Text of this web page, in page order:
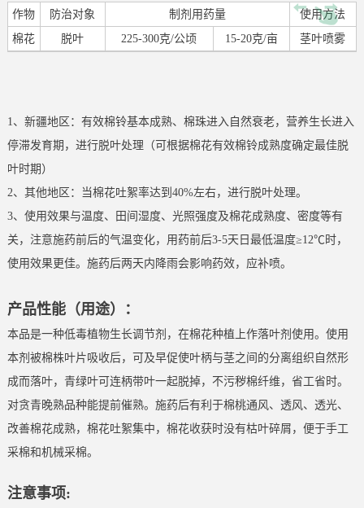
作物 防治对象 制剂用药量
使用方法
棉花
脱叶 225-300克/公顷 15-20克/亩 茎叶喷雾
1、新疆地区：有效棉铃基本成熟、棉珠进入自然衰老，营养生长进入
停滞发育期，进行脱叶处理（可根据棉花有效棉铃成熟度确定最佳脱
叶时期）
2、其他地区：当棉花吐絮率达到40%左右，进行脱叶处理。
3、使用效果与温度、田间湿度、光照强度及棉花成熟度、密度等有
关，注意施药前后的气温变化，用药前后3-5天日最低温度≥12℃时，
使用效果更佳。施药后两天内降雨会影响药效，应补喷。
产品性能（用途）：
本品是一种低毒植物生长调节剂，在棉花种植上作落叶剂使用。使用
本剂被棉株叶片吸收后，可及早促使叶柄与茎之间的分离组织自然形
成而落叶，青绿叶可连柄带叶一起脱掉，不污秽棉纤维，省工省时。
对贪青晚熟品种能提前催熟。施药后有利于棉桃通风、透风、透光、
改善棉花成熟，棉花吐絮集中，棉花收获时没有枯叶碎屑，便于手工
采棉和机械采棉。
注意事项: